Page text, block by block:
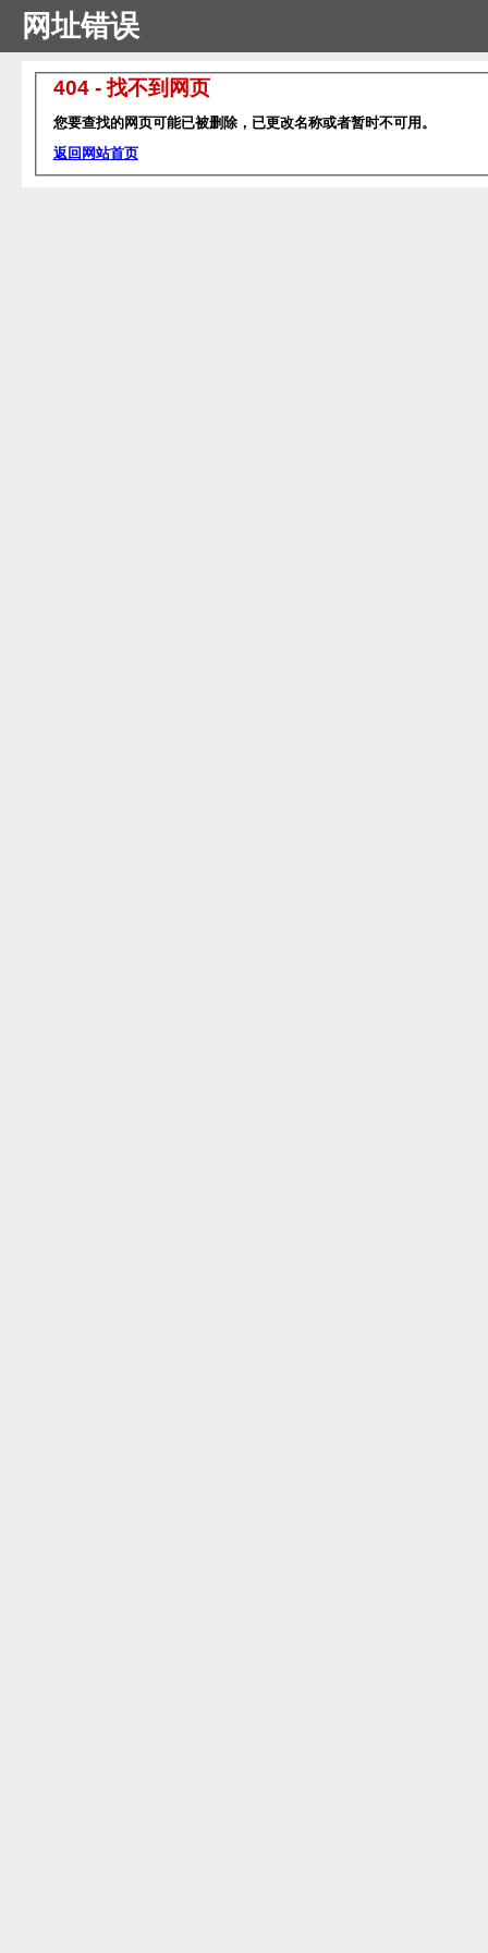
网址错误
404 - 找不到网页
您要查找的网页可能已被删除，已更改名称或者暂时不可用。
返回网站首页